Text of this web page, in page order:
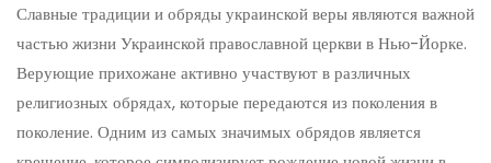
Славные традиции и обряды украинской веры являются важной
частью жизни Украинской православной церкви в Нью-Йорке.
Верующие прихожане активно участвуют в различных
религиозных обрядах, которые передаются из поколения в
поколение. Одним из самых значимых обрядов является